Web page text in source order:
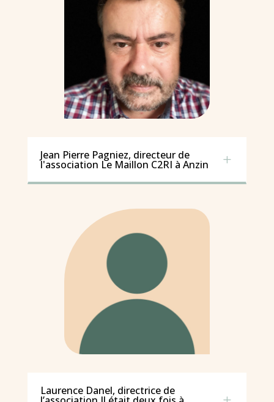
Jean Pierre Pagniez, directeur de
l'association Le Maillon C2RI à Anzin L
Laurence Danel, directrice de